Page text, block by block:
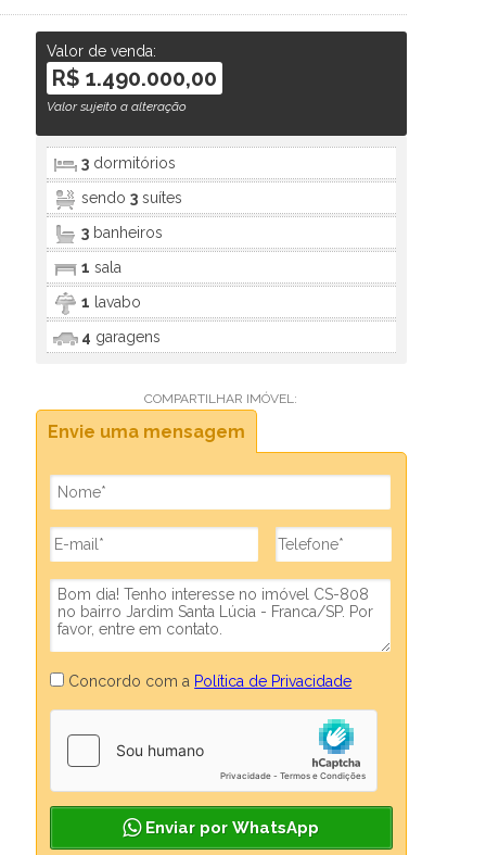
Valor de venda:
R$ 1.490.000,00
Valor sujeito a alteração
3 dormitórios
sendo3 suítes
3 banheiros
1 sala
1 lavabo
4 garagens
COMPARTILHAR IMÓVEL:
Envie uma mensagem
Concordo com a Política de Privacidade
Enviar por WhatsApp